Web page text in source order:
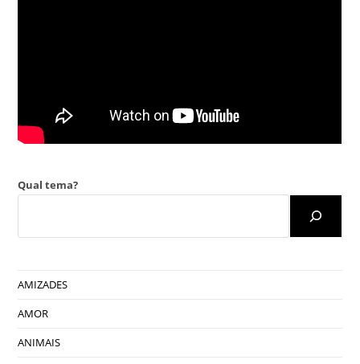
Qual tema?
AMIZADES
AMOR
ANIMAIS